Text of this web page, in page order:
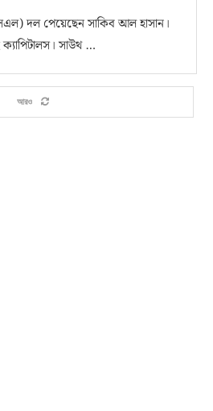
দল পেয়েছেন সাকিব আল হাসান।
সাউথ …
আরও